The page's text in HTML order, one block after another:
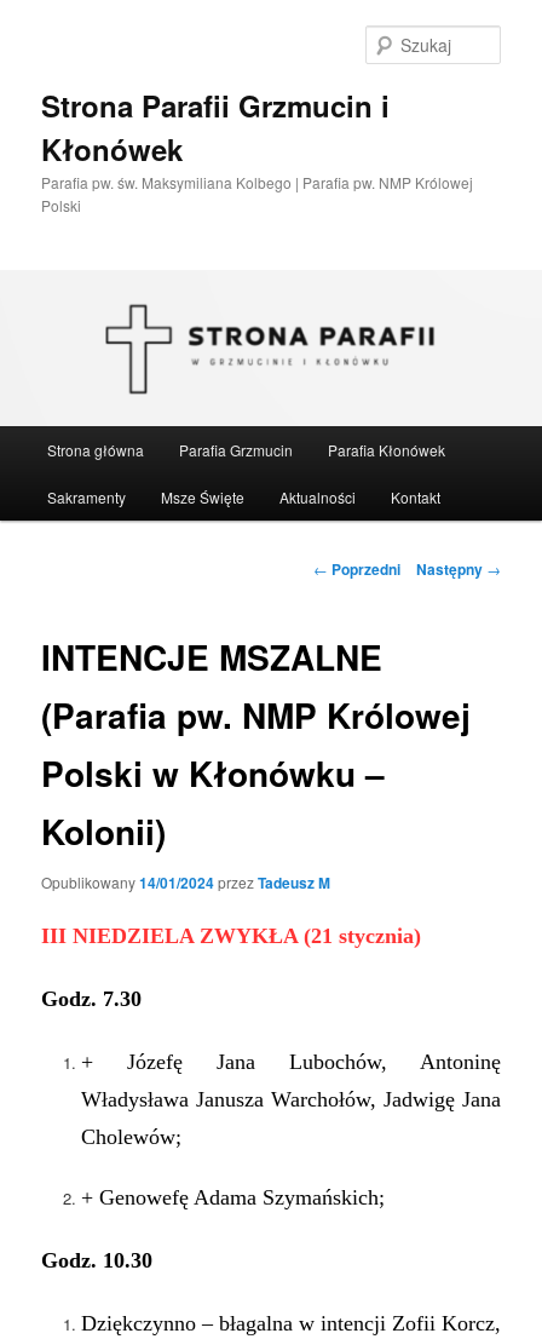
Strona Parafii Grzmucin i
Kłonówek
Parafia pw. św. Maksymiliana Kolbego | Parafia pw. NMP Królowej
Polski
Strona główna Parafia Grzmucin Parafia Kłonówek
Sakramenty Msze Święte Aktualności Kontakt
Nawigacja
← Poprzedni Następny →
INTENCJE MSZALNE
(Parafia pw. NMP Królowej
Polski w Kłonówku –
Kolonii)
Opublikowany14/01/2024przezTadeusz M
III NIEDZIELA ZWYKŁA (21 stycznia)
Godz. 7.30
+ Józefę Jana Lubochów, Antoninę
Władysława Janusza Warchołów, Jadwigę Jana
Cholewów;
+ Genowefę Adama Szymańskich;
Godz. 10.30
Dziękczynno – błagalna w intencji Zofii Korcz,